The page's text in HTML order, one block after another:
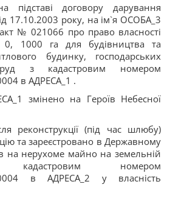
підставі договору дарування
17.10.2003 року, на ім`я ОСОБА_3
№ 021066 про право власності
1000 га для будівництва та
будинку, господарських
з кадастровим номером
в АДРЕСА_1 .
змінено на Героїв Небесної
реконструкції (під час шлюбу)
та зареєстровано в Державному
на нерухоме майно на земельній
номером
в АДРЕСА_2 у власність